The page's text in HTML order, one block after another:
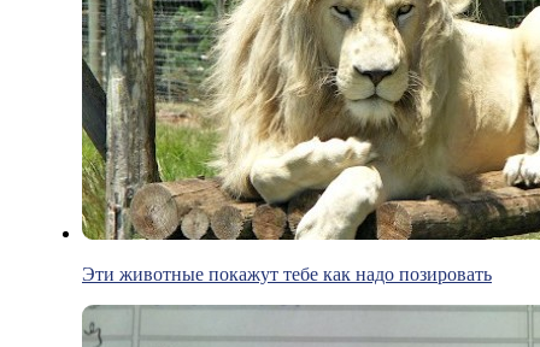
Эти животные покажут тебе как надо позировать